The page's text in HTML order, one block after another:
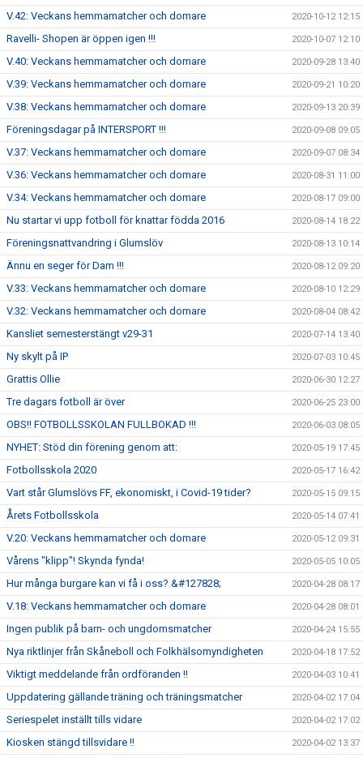
V.42: Veckans hemmamatcher och domare 2020-10-12 12:15
Ravelli- Shopen är öppen igen !!! 2020-10-07 12:10
V.40: Veckans hemmamatcher och domare 2020-09-28 13:40
V.39: Veckans hemmamatcher och domare 2020-09-21 10:20
V.38: Veckans hemmamatcher och domare 2020-09-13 20:39
Föreningsdagar på INTERSPORT !!! 2020-09-08 09:05
V.37: Veckans hemmamatcher och domare 2020-09-07 08:34
V.36: Veckans hemmamatcher och domare 2020-08-31 11:00
V.34: Veckans hemmamatcher och domare 2020-08-17 09:00
Nu startar vi upp fotboll för knattar födda 2016 2020-08-14 18:22
Föreningsnattvandring i Glumslöv 2020-08-13 10:14
Ännu en seger för Dam !!! 2020-08-12 09:20
V.33: Veckans hemmamatcher och domare 2020-08-10 12:29
V.32: Veckans hemmamatcher och domare 2020-08-04 08:42
Kansliet semesterstängt v29-31 2020-07-14 13:40
Ny skylt på IP 2020-07-03 10:45
Grattis Ollie 2020-06-30 12:27
Tre dagars fotboll är över 2020-06-25 23:00
OBS!! FOTBOLLSSKOLAN FULLBOKAD !!! 2020-06-03 08:05
NYHET: Stöd din förening genom att: 2020-05-19 17:45
Fotbollsskola 2020 2020-05-17 16:42
Vart står Glumslövs FF, ekonomiskt, i Covid-19 tider? 2020-05-15 09:15
Årets Fotbollsskola 2020-05-14 07:41
V.20: Veckans hemmamatcher och domare 2020-05-12 09:31
Vårens "klipp"! Skynda fynda! 2020-05-05 10:05
Hur många burgare kan vi få i oss? &#127828; 2020-04-28 08:17
V.18: Veckans hemmamatcher och domare 2020-04-28 08:01
Ingen publik på barn- och ungdomsmatcher 2020-04-24 15:55
Nya riktlinjer från Skåneboll och Folkhälsomyndigheten 2020-04-18 17:52
Viktigt meddelande från ordföranden !! 2020-04-03 10:41
Uppdatering gällande träning och träningsmatcher 2020-04-02 17:04
Seriespelet inställt tills vidare 2020-04-02 17:02
Kiosken stängd tillsvidare !! 2020-04-02 13:37